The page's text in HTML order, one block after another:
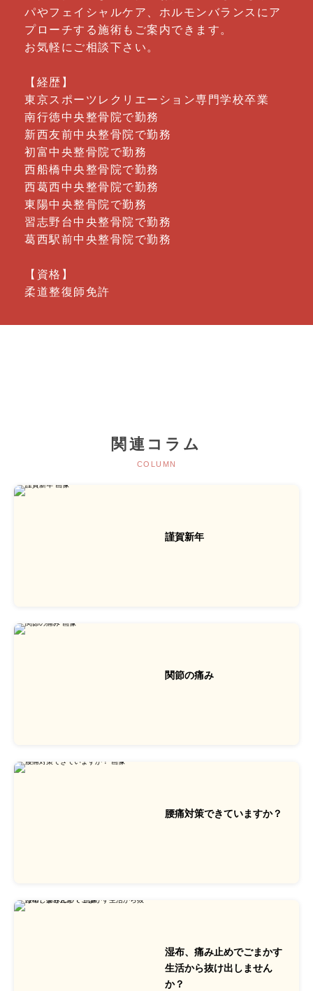
パやフェイシャルケア、ホルモンバランスにア
プローチする施術もご案内できます。
お気軽にご相談下さい。
【経歴】
東京スポーツレクリエーション専門学校卒業
南行徳中央整骨院で勤務
新西友前中央整骨院で勤務
初富中央整骨院で勤務
西船橋中央整骨院で勤務
西葛西中央整骨院で勤務
東陽中央整骨院で勤務
習志野台中央整骨院で勤務
葛西駅前中央整骨院で勤務
【資格】
柔道整復師免許
関連コラム
COLUMN
謹賀新年
関節の痛み
腰痛対策できていますか？
湿布、痛み止めでごまかす
生活から抜け出しません
か？